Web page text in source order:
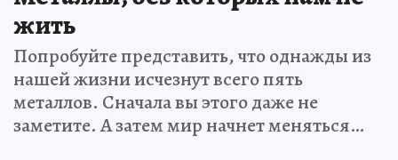
жить
Попробуйте представить, что однажды из
нашей жизни исчезнут всего пять
металлов. Сначала вы этого даже не
заметите. А затем мир начнет меняться…